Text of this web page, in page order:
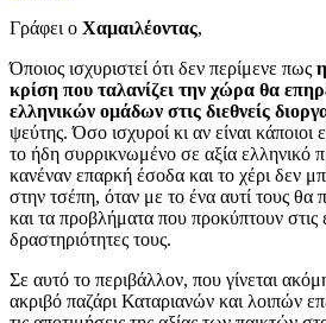
Γράφει ο Χαμαιλέοντας,
Όποιος ισχυριστεί ότι δεν περίμενε πως
κρίση που ταλανίζει την χώρα θα
ελληνικών ομάδων στις διεθνείς
ψεύτης. Όσο ισχυροί κι αν είναι κάποιοι
το ήδη συρρικνωμένο σε αξία ελληνικό
κανέναν επαρκή έσοδα και το χέρι δεν
στην τσέπη, όταν με το ένα αυτί τους θα
και τα προβλήματα που προκύπτουν στις
δραστηριότητες τους.
Σε αυτό το περιβάλλον, που γίνεται
ακριβό παζάρι Καταριανών και λοιπών